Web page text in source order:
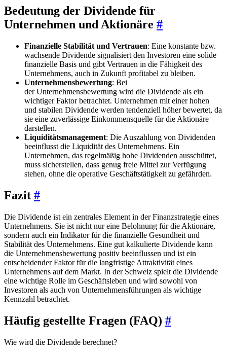
Bedeutung der Dividende für
Unternehmen und Aktionäre #
Finanzielle Stabilität und Vertrauen: Eine konstante bzw.
wachsende Dividende signalisiert den Investoren eine solide
finanzielle Basis und gibt Vertrauen in die Fähigkeit des
Unternehmens, auch in Zukunft profitabel zu bleiben.
Unternehmensbewertung: Bei
der Unternehmensbewertung wird die Dividende als ein
wichtiger Faktor betrachtet. Unternehmen mit einer hohen
und stabilen Dividende werden tendenziell höher bewertet, da
sie eine zuverlässige Einkommensquelle für die Aktionäre
darstellen.
Liquiditätsmanagement: Die Auszahlung von Dividenden
beeinflusst die Liquidität des Unternehmens. Ein
Unternehmen, das regelmäßig hohe Dividenden ausschüttet,
muss sicherstellen, dass genug freie Mittel zur Verfügung
stehen, ohne die operative Geschäftstätigkeit zu gefährden.
Fazit #
Die Dividende ist ein zentrales Element in der Finanzstrategie eines
Unternehmens. Sie ist nicht nur eine Belohnung für die Aktionäre,
sondern auch ein Indikator für die finanzielle Gesundheit und
Stabilität des Unternehmens. Eine gut kalkulierte Dividende kann
die Unternehmensbewertung positiv beeinflussen und ist ein
entscheidender Faktor für die langfristige Attraktivität eines
Unternehmens auf dem Markt. In der Schweiz spielt die Dividende
eine wichtige Rolle im Geschäftsleben und wird sowohl von
Investoren als auch von Unternehmensführungen als wichtige
Kennzahl betrachtet.
Häufig gestellte Fragen (FAQ) #
Wie wird die Dividende berechnet?